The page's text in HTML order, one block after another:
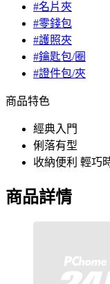
#名片夾
#零錢包
#護照夾
#鑰匙包/圈
#證件包/夾
商品特色
經典入門
俐落有型
收納便利 輕巧
商品詳情